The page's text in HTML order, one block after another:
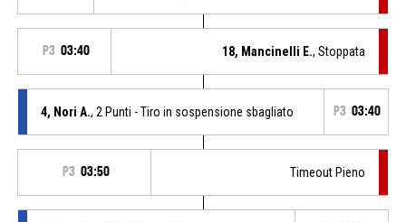
P3 03:40 18, Mancinelli E., Stoppata
4, Nori A., 2 Punti - Tiro in sospensione sbagliato P3 03:40
P3 03:50 Timeout Pieno